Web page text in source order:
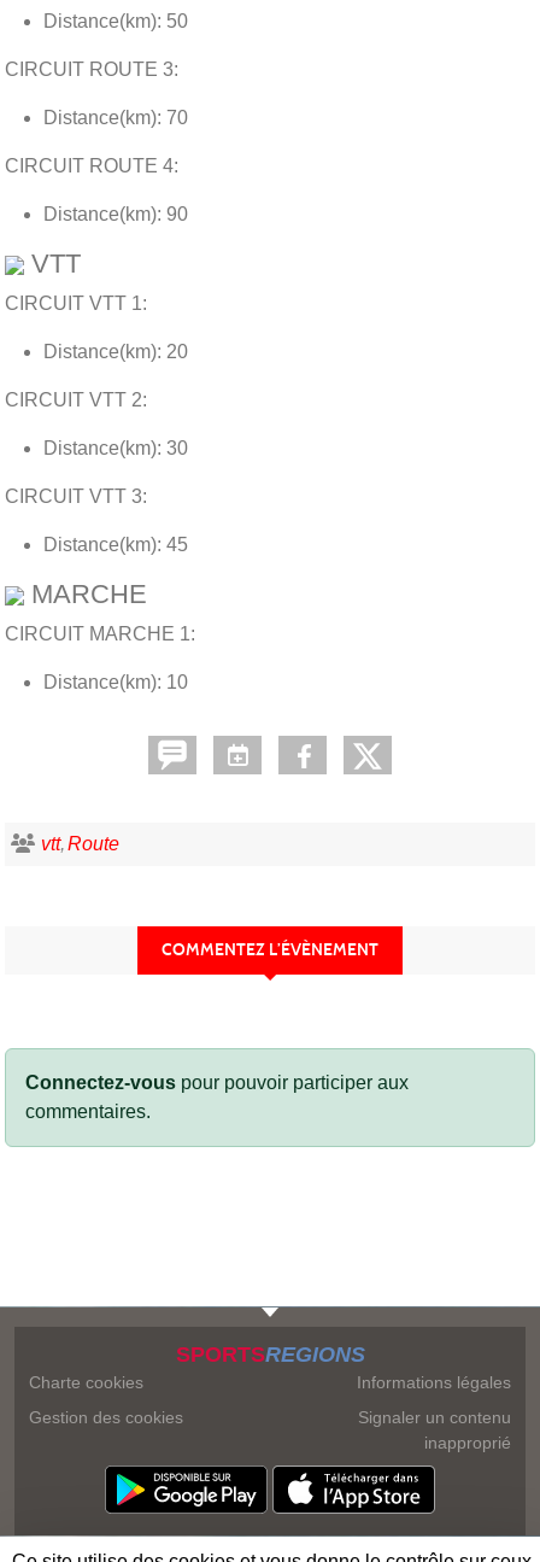
Distance(km): 50
CIRCUIT ROUTE 3:
Distance(km): 70
CIRCUIT ROUTE 4:
Distance(km): 90
VTT
CIRCUIT VTT 1:
Distance(km): 20
CIRCUIT VTT 2:
Distance(km): 30
CIRCUIT VTT 3:
Distance(km): 45
MARCHE
CIRCUIT MARCHE 1:
Distance(km): 10
vtt Route
COMMENTEZ L’ÉVÈNEMENT
Connectez-vous pour pouvoir participer aux
commentaires.
SPORTSREGIONS
Charte cookies
Gestion des cookies
Informations légales
Signaler un contenu
inapproprié